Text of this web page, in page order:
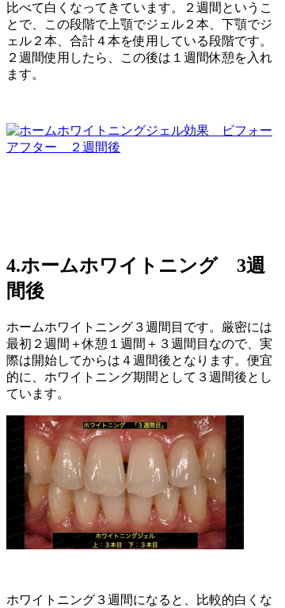
比べて白くなってきています。２週間というこ
とで、この段階で上顎でジェル２本、下顎でジ
ェル２本、合計４本を使用している段階です。
２週間使用したら、この後は１週間休憩を入れ
ます。
4.ホームホワイトニング 3週
間後
ホームホワイトニング３週間目です。厳密には
最初２週間＋休憩１週間＋３週間目なので、実
際は開始してからは４週間後となります。便宜
的に、ホワイトニング期間として３週間後とし
ています。
ホワイトニング３週間になると、比較的白くな